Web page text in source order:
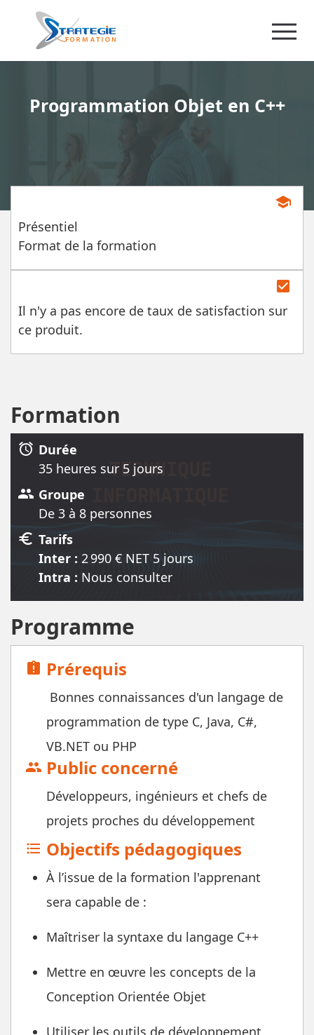
Programmation Objet en C++
Présentiel
Format de la formation
school
Il n'y a pas encore de taux de satisfaction sur
ce produit.
check_box
Formation
alarm Durée
35 heures sur 5 jours
group Groupe
De 3 à 8 personnes
euro Tarifs
Inter : 2 990 € NET 5 jours
Intra : Nous consulter
Programme
assignment_late Prérequis
Bonnes connaissances d'un langage de
programmation de type C, Java, C#,
VB.NET ou PHP
group Public concerné
Développeurs, ingénieurs et chefs de
projets proches du développement
format_list_bulleted Objectifs pédagogiques
À l’issue de la formation l'apprenant
sera capable de :
Maîtriser la syntaxe du langage C++
Mettre en œuvre les concepts de la
Conception Orientée Objet
Utiliser les outils de développement